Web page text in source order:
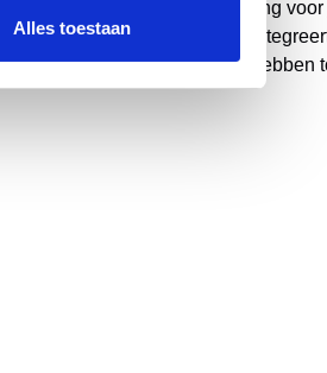
Alles toestaan
bieden wij een totaal oplossing
terwijl je eenvoudig
personen toegang hebben